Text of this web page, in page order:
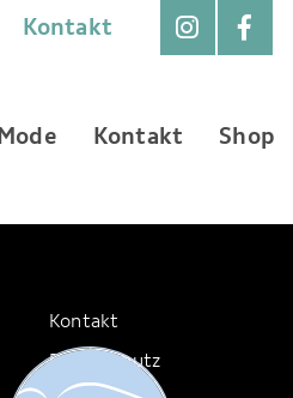
Kontakt
Mode Kontakt Shop
Kontakt
Datenschutz